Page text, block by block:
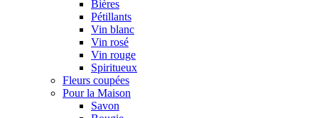
Bières
Pétillants
Vin blanc
Vin rosé
Vin rouge
Spiritueux
Fleurs coupées
Pour la Maison
Savon